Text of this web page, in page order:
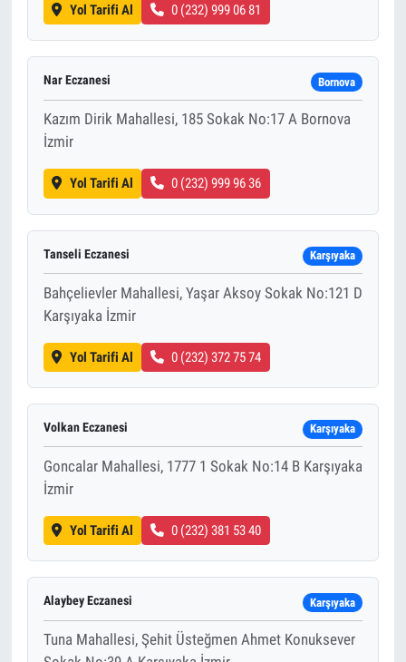
Yol Tarifi Al 0 (232) 999 06 81
Nar Eczanesi Bornova
Kazım Dirik Mahallesi, 185 Sokak No:17 A Bornova
İzmir
Yol Tarifi Al 0 (232) 999 96 36
Tanseli Eczanesi Karşıyaka
Bahçelievler Mahallesi, Yaşar Aksoy Sokak No:121 D
Karşıyaka İzmir
Yol Tarifi Al 0 (232) 372 75 74
Volkan Eczanesi Karşıyaka
Goncalar Mahallesi, 1777 1 Sokak No:14 B Karşıyaka
İzmir
Yol Tarifi Al 0 (232) 381 53 40
Alaybey Eczanesi Karşıyaka
Tuna Mahallesi, Şehit Üsteğmen Ahmet Konuksever